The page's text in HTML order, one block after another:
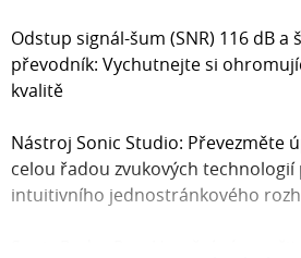
Odstup signál-šum (SNR) 116 dB a
převodník: Vychutnejte si
kvalitě
Nástroj Sonic Studio: Převezměte
celou řadou zvukových
intuitivního jednostránkového